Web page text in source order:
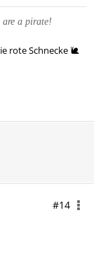
are a pirate!
rote Schnecke 🐌
#14